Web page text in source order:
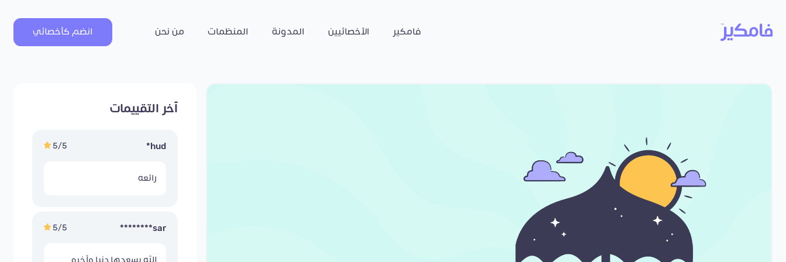
فامكير الأخصائيين المدونة المنظمات من نحن انضم كأخصائي
آخر التقييمات
hud*
5/5
رائعه
sar********
5/5